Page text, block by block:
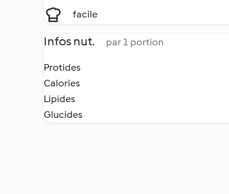
facile
Infos nut. par 1 portion
Protides
Calories
Lipides
Glucides